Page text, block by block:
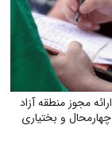
مجوز منطقه آزاد
و بختیاری